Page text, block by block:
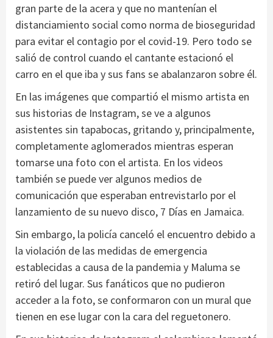
gran parte de la acera y que no mantenían el
distanciamiento social como norma de bioseguridad
para evitar el contagio por el covid-19. Pero todo se
salió de control cuando el cantante estacionó el
carro en el que iba y sus fans se abalanzaron sobre él.
En las imágenes que compartió el mismo artista en
sus historias de Instagram, se ve a algunos
asistentes sin tapabocas, gritando y, principalmente,
completamente aglomerados mientras esperan
tomarse una foto con el artista. En los videos
también se puede ver algunos medios de
comunicación que esperaban entrevistarlo por el
lanzamiento de su nuevo disco, 7 Días en Jamaica.
Sin embargo, la policía canceló el encuentro debido a
la violación de las medidas de emergencia
establecidas a causa de la pandemia y Maluma se
retiró del lugar. Sus fanáticos que no pudieron
acceder a la foto, se conformaron con un mural que
tienen en ese lugar con la cara del reguetonero.